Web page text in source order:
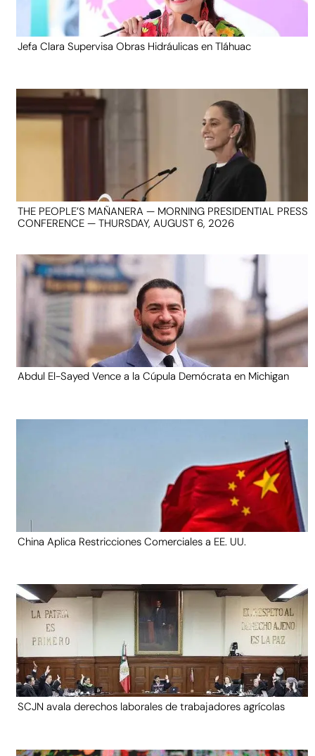
Jefa Clara Supervisa Obras Hidráulicas en Tláhuac
THE PEOPLE’S MAÑANERA — MORNING PRESIDENTIAL PRESS
CONFERENCE — THURSDAY, AUGUST 6, 2026
Abdul El-Sayed Vence a la Cúpula Demócrata en Michigan
China Aplica Restricciones Comerciales a EE. UU.
SCJN avala derechos laborales de trabajadores agrícolas